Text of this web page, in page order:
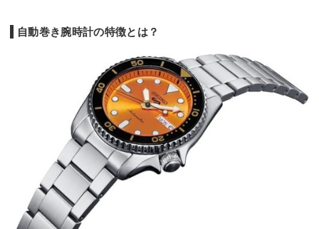
自動巻き腕時計の特徴とは？